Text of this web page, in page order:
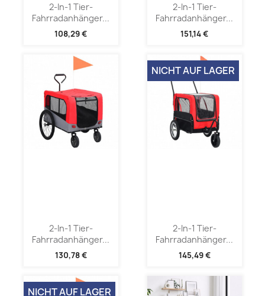
2-In-1 Tier-
Fahrradanhänger...
108,29 €
2-In-1 Tier-
Fahrradanhänger...
151,14 €
2-In-1 Tier-
Fahrradanhänger...
130,78 €
2-In-1 Tier-
Fahrradanhänger...
145,49 €
NICHT AUF LAGER
NICHT AUF LAGER